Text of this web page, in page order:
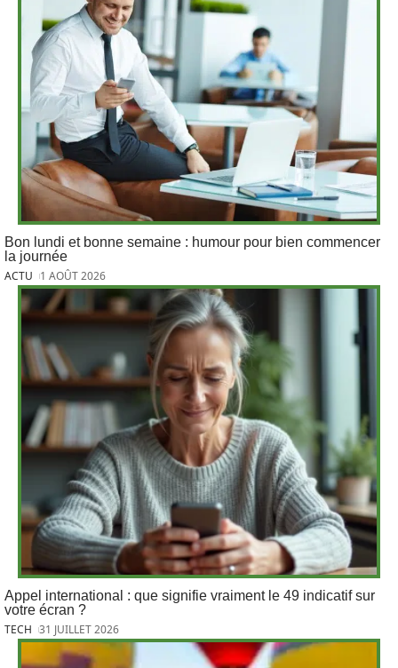
Bon lundi et bonne semaine : humour pour bien commencer
la journée
ACTU 1 AOÛT 2026
Appel international : que signifie vraiment le 49 indicatif sur
votre écran ?
TECH 31 JUILLET 2026